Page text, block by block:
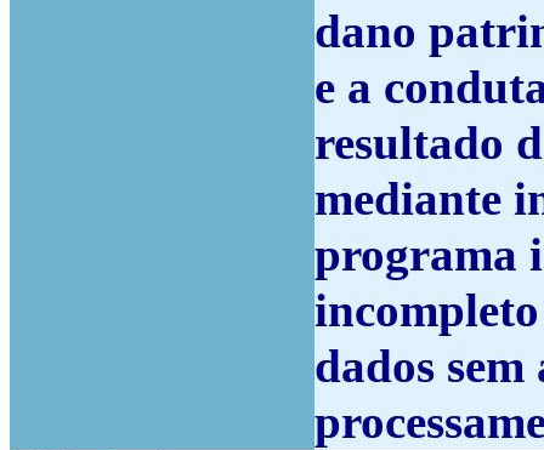
dano
e a
resultado
mediante
programa
dados